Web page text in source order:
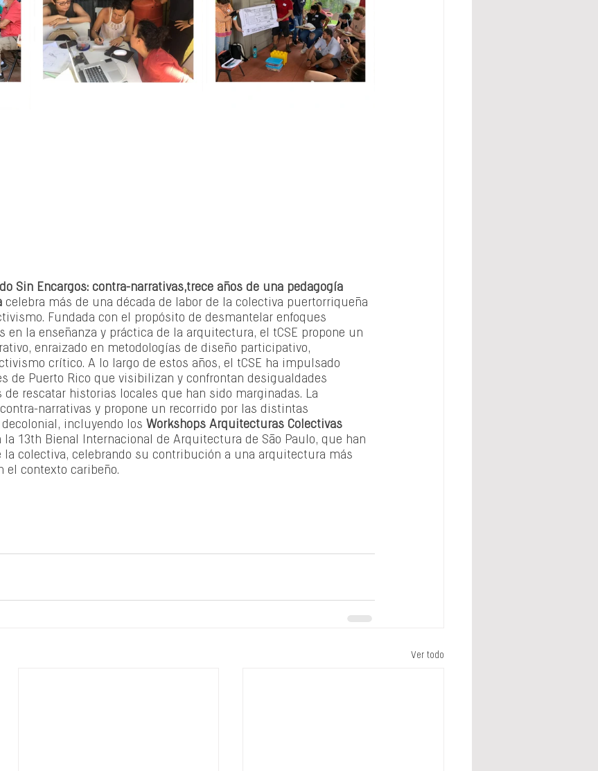
Sin Encargos: contra-narrativas,trece años de una pedagogía
celebra más de una década de labor de la colectiva puertorriqueña
Fundada con el propósito de desmantelar enfoques
en la enseñanza y práctica de la arquitectura, el tCSE propone un
enraizado en metodologías de diseño participativo,
crítico. A lo largo de estos años, el tCSE ha impulsado
de Puerto Rico que visibilizan y confrontan desigualdades
rescatar historias locales que han sido marginadas. La
narrativas y propone un recorrido por las distintas
incluyendo los Workshops Arquitecturas Colectivas
la 13th Bienal Internacional de Arquitectura de São Paulo, que han
la colectiva, celebrando su contribución a una arquitectura más
el contexto caribeño.
Ver todo